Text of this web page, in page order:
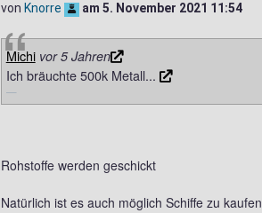
von Knorre am5. November 2021 11:54
Michi vor 5 Jahren
Ich bräuchte 500k Metall...
Rohstoffe werden geschickt
Natürlich ist es auch möglich Schiffe zu kaufen